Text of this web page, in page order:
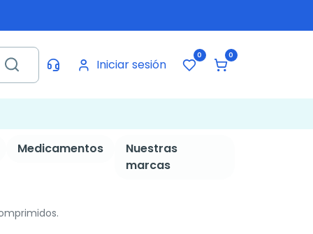
Iniciar sesión
0 0
Medicamentos
Nuestras
marcas